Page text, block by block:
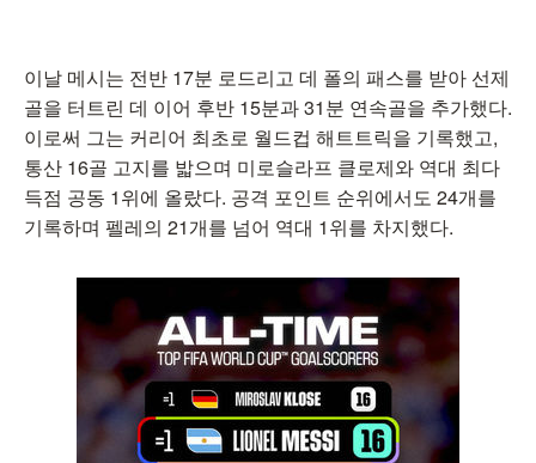
이날 메시는 전반 17분 로드리고 데 폴의 패스를 받아 선제
골을 터트린 데 이어 후반 15분과 31분 연속골을 추가했다.
이로써 그는 커리어 최초로 월드컵 해트트릭을 기록했고,
통산 16골 고지를 밟으며 미로슬라프 클로제와 역대 최다
득점 공동 1위에 올랐다. 공격 포인트 순위에서도 24개를
기록하며 펠레의 21개를 넘어 역대 1위를 차지했다.